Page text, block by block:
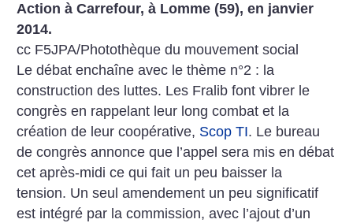
Action à Carrefour, à Lomme (59), en janvier
2014.
cc F5JPA/Photothèque du mouvement social
Le débat enchaîne avec le thème n°2 : la
construction des luttes. Les Fralib font vibrer le
congrès en rappelant leur long combat et la
création de leur coopérative, Scop TI. Le bureau
de congrès annonce que l’appel sera mis en débat
cet après-midi ce qui fait un peu baisser la
tension. Un seul amendement un peu significatif
est intégré par la commission, avec l’ajout d’un